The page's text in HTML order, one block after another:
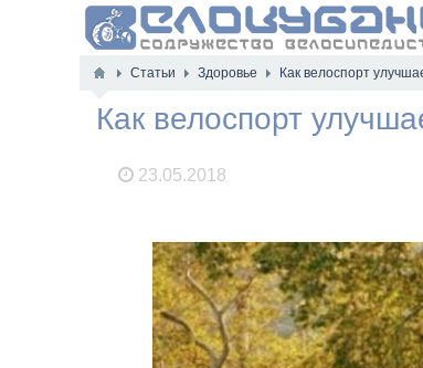
Статьи Здоровье Как велоспорт
Как велоспорт
23.05.2018